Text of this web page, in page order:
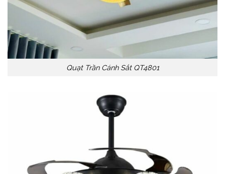
Quạt Trần Cánh Sắt QT4801